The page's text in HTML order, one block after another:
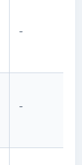
-
-